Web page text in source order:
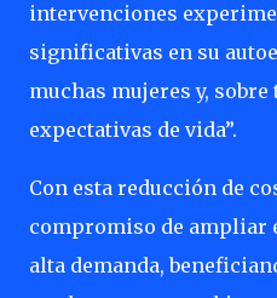
intervenciones
significativas en su
muchas mujeres y, sobre
expectativas de vida”.
Con esta reducción de
compromiso de ampliar
alta demanda,